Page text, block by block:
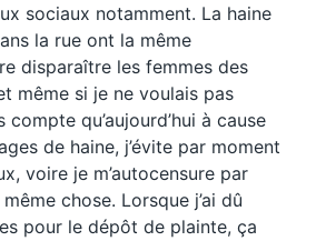
sociaux notamment. La haine
la rue ont la même
disparaître les femmes des
même si je ne voulais pas
qu’aujourd’hui à cause
de haine, j’évite par moment
voire je m’autocensure par
chose. Lorsque j’ai dû
pour le dépôt de plainte, ça